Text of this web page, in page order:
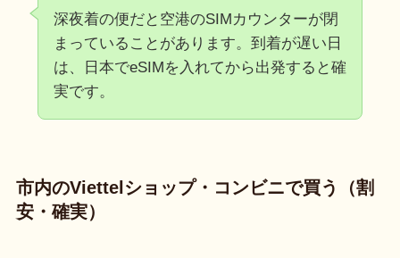
深夜着の便だと空港のSIMカウンターが閉
まっていることがあります。到着が遅い日
は、日本でeSIMを入れてから出発すると確
実です。
市内のViettelショップ・コンビニで買う（割
安・確実）